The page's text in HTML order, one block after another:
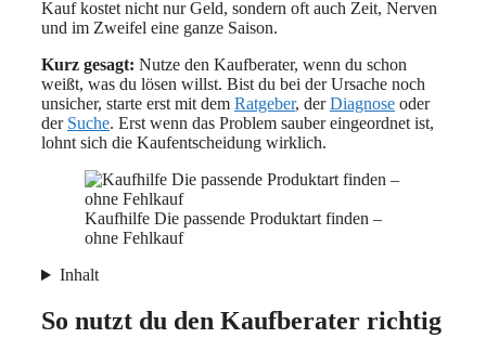
Kauf kostet nicht nur Geld, sondern oft auch Zeit, Nerven
und im Zweifel eine ganze Saison.
Kurz gesagt: Nutze den Kaufberater, wenn du schon
weißt, was du lösen willst. Bist du bei der Ursache noch
unsicher, starte erst mit dem Ratgeber, derDiagnose oder
der Suche. Erst wenn das Problem sauber eingeordnet ist,
lohnt sich die Kaufentscheidung wirklich.
Kaufhilfe Die passende Produktart finden –
ohne Fehlkauf
Inhalt
So nutzt du den Kaufberater richtig